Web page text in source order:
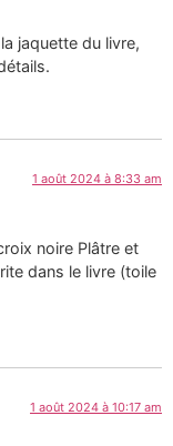
jaquette du livre,
1 août 2024 à 8:33 am
noire Plâtre et
dans le livre (toile
1 août 2024 à 10:17 am